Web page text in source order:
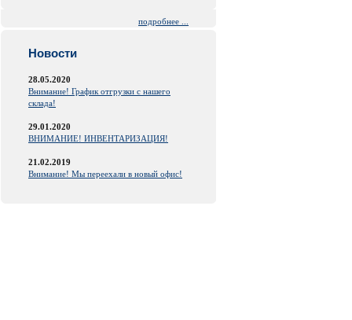
подробнее ...
Новости
28.05.2020
Внимание! График отгрузки с нашего
склада!
29.01.2020
ВНИМАНИЕ! ИНВЕНТАРИЗАЦИЯ!
21.02.2019
Внимание! Мы переехали в новый офис!